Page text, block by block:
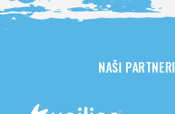
NAŠI PARTNERI